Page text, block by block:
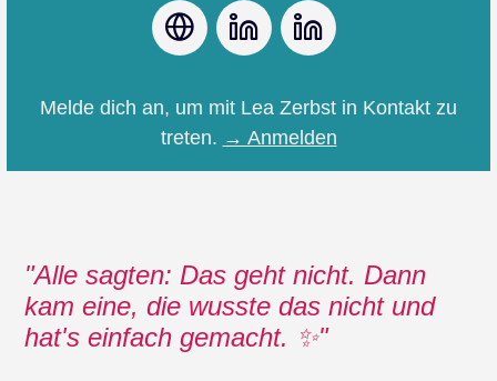
WebseiteLinkedIn
Melde dich an, um mit Lea Zerbst in Kontakt zu
treten. → Anmelden
Alle sagten: Das geht nicht. Dann
kam eine, die wusste das nicht und
hat's einfach gemacht. ✨